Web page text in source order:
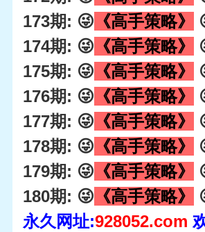
173期: 😜 《高手策略》
174期: 😜 《高手策略》
175期: 😜 《高手策略》
176期: 😜 《高手策略》
177期: 😜 《高手策略》
178期: 😜 《高手策略》
179期: 😜 《高手策略》
180期: 😜 《高手策略》
永久网址:928052.com